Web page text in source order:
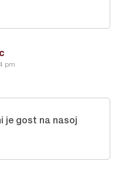
pm
je gost na nasoj